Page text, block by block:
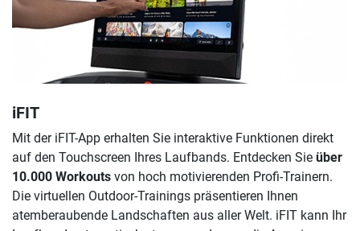
iFIT
Mit der iFIT-App erhalten Sie interaktive Funktionen direkt
auf den Touchscreen Ihres Laufbands. Entdecken Sie über
10.000 Workouts von hoch motivierenden Profi-Trainern.
Die virtuellen Outdoor-Trainings präsentieren Ihnen
atemberaubende Landschaften aus aller Welt. iFIT kann Ihr